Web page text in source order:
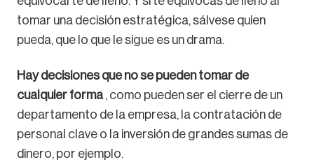
tomar una decisión estratégica, sálvese quien
pueda, que lo que le sigue es un drama.
Hay decisiones que no se pueden tomar de
cualquier forma, como pueden ser el cierre de un
departamento de la empresa, la contratación de
personal clave o la inversión de grandes sumas de
dinero, por ejemplo.